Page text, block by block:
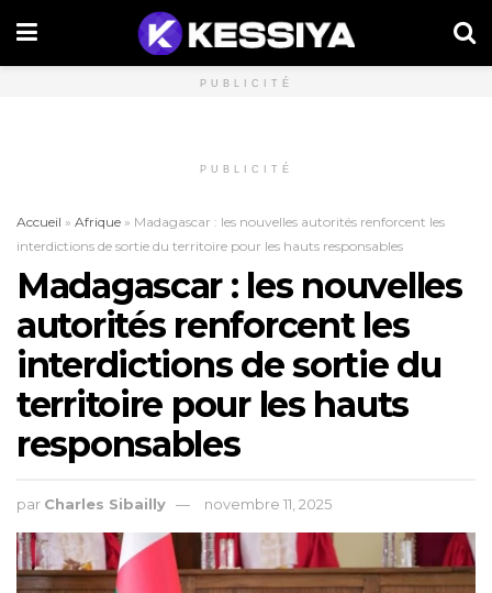
PUBLICITÉ
PUBLICITÉ
Accueil » Afrique » Madagascar : les nouvelles autorités renforcent les
interdictions de sortie du territoire pour les hauts responsables
Madagascar : les nouvelles
autorités renforcent les
interdictions de sortie du
territoire pour les hauts
responsables
par Charles Sibailly novembre 11, 2025